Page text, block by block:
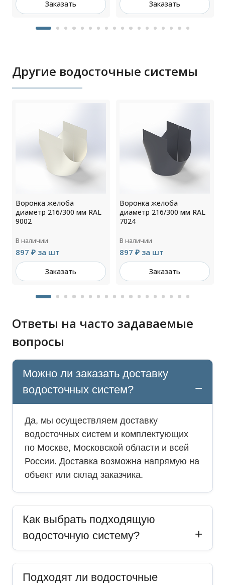
Заказать Заказать
Другие водосточные системы
Воронка желоба
диаметр 216/300 мм RAL
9002
В наличии
897 ₽ за шт
Заказать
Воронка желоба
диаметр 216/300 мм RAL
7024
В наличии
897 ₽ за шт
Заказать
Ответы на часто задаваемые
вопросы
Можно ли заказать доставку
водосточных систем?
Да, мы осуществляем доставку
водосточных систем и комплектующих
по Москве, Московской области и всей
России. Доставка возможна напрямую на
объект или склад заказчика.
Как выбрать подходящую
водосточную систему?
Подходят ли водосточные